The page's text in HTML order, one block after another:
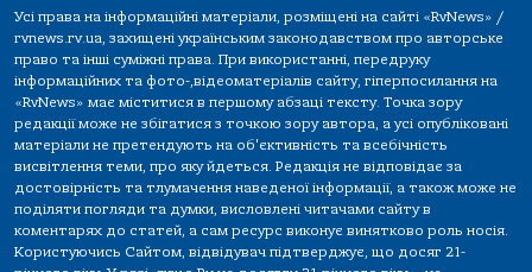
Усі права на інформаційні матеріали, розміщені на сайті «RvNews» /
rvnews.rv.ua, захищені українським законодавством про авторське
право та інші суміжні права. При використанні, передруку
інформаційних та фото-,відеоматеріалів сайту, гіперпосилання на
«RvNews» має міститися в першому абзаці тексту. Точка зору
редакції може не збігатися з точкою зору автора, а усі опубліковані
матеріали не претендують на об'єктивність та всебічність
висвітлення теми, про яку йдеться. Редакція не відповідає за
достовірність та тлумачення наведеної інформації, а також може не
поділяти погляди та думки, висловлені читачами сайту в
коментарях до статей, а сам ресурс виконує винятково роль носія.
Користуючись Сайтом, відвідувач підтверджує, що досяг 21-